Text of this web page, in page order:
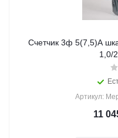
Счетчик 3ф 5(7,5)А
1,0/
Артикул:
11